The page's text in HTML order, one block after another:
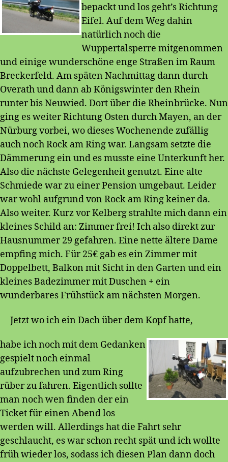
bepackt und los geht’s Richtung
Eifel. Auf dem Weg dahin
natürlich noch die
Wuppertalsperre mitgenommen
und einige wunderschöne enge Straßen im Raum
Breckerfeld. Am späten Nachmittag dann durch
Overath und dann ab Königswinter den Rhein
runter bis Neuwied. Dort über die Rheinbrücke. Nun
ging es weiter Richtung Osten durch Mayen, an der
Nürburg vorbei, wo dieses Wochenende zufällig
auch noch Rock am Ring war. Langsam setzte die
Dämmerung ein und es musste eine Unterkunft her.
Also die nächste Gelegenheit genutzt. Eine alte
Schmiede war zu einer Pension umgebaut. Leider
war wohl aufgrund von Rock am Ring keiner da.
Also weiter. Kurz vor Kelberg strahlte mich dann ein
kleines Schild an: Zimmer frei! Ich also direkt zur
Hausnummer 29 gefahren. Eine nette ältere Dame
empfing mich. Für 25€ gab es ein Zimmer mit
Doppelbett, Balkon mit Sicht in den Garten und ein
kleines Badezimmer mit Duschen + ein
wunderbares Frühstück am nächsten Morgen.
Jetzt wo ich ein Dach über dem Kopf hatte,
habe ich noch mit dem Gedanken
gespielt noch einmal
aufzubrechen und zum Ring
rüber zu fahren. Eigentlich sollte
man noch wen finden der ein
Ticket für einen Abend los
werden will. Allerdings hat die Fahrt sehr
geschlaucht, es war schon recht spät und ich wollte
früh wieder los, sodass ich diesen Plan dann doch